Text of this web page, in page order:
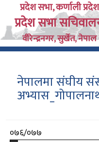
main
content
प्रदेश सभा, कर्णाली प्रदेश
प्रदेश सभा
वीरेन्द्रनगर, सुर्खेत, नेपाल
नेपालमा संघीय
आर्थिक
०७६/०७७